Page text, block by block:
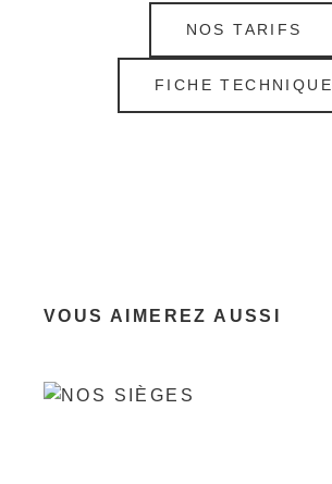
NOS TARIFS
FICHE TECHNIQUE
VOUS AIMEREZ AUSSI